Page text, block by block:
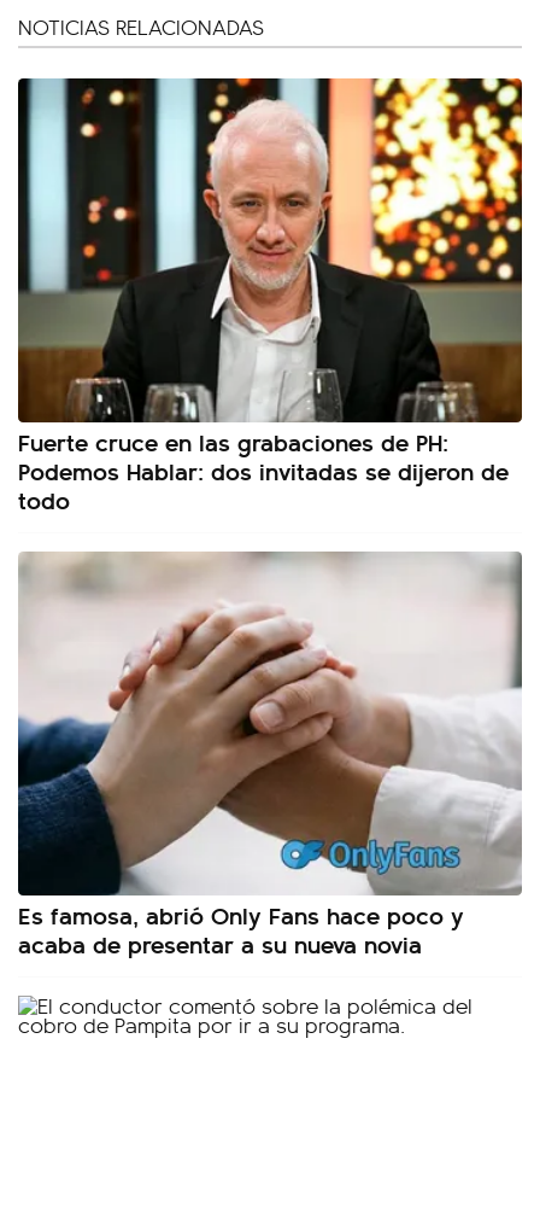
NOTICIAS RELACIONADAS
Fuerte cruce en las grabaciones de PH:
Podemos Hablar: dos invitadas se dijeron de
todo
Es famosa, abrió Only Fans hace poco y
acaba de presentar a su nueva novia